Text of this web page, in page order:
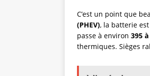
C’est un point que
(PHEV), la batterie
passe à environ 395
thermiques. Sièges